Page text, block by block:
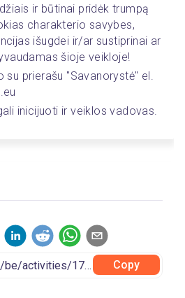
ir būtinai pridėk trumpą
charakterio savybes,
išugdei ir/ar sustiprinai ar
šioje veikloje!
su prierašu "Savanorystė" el.
inicijuoti ir veiklos vadovas.
Copy